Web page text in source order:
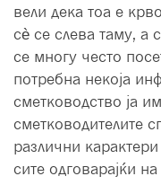
вели дека тоа е
сè се слева таму, а
се многу често
потребна некоја
сметководство ја
сметководителите
различни
сите одговарајќи